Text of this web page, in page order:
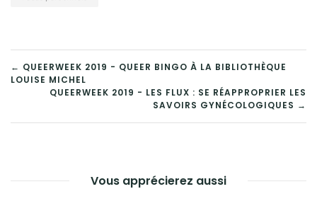
NAVIGATION
DE
← QUEERWEEK 2019 - QUEER BINGO À LA BIBLIOTHÈQUE
LOUISE MICHEL
QUEERWEEK 2019 - LES FLUX : SE RÉAPPROPRIER LES
SAVOIRS GYNÉCOLOGIQUES →
Vous apprécierez aussi